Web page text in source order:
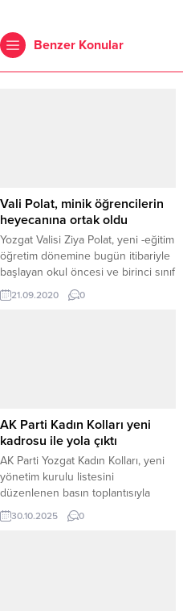
Benzer Konular
Vali Polat, minik öğrencilerin
heyecanına ortak oldu
Yozgat Valisi Ziya Polat, yeni -eğitim
öğretim dönemine bugün itibariyle
başlayan okul öncesi ve birinci sınıf
öğrencilerini sınıflarında ziyaret
ederek heyecanlarına ortak oldu.
21.09.2020 0
AK Parti Kadın Kolları yeni
kadrosu ile yola çıktı
AK Parti Yozgat Kadın Kolları, yeni
yönetim kurulu listesini
düzenlenen basın toplantısıyla
kamuoyuna duyurdu. İl Başkanı
Hatice Sarı Öçal, yeni yönetimle
30.10.2025 0